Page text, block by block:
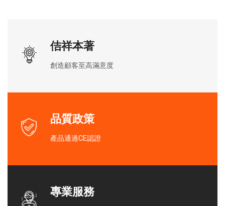
佶祥本著
創造顧客至高滿意度
品質政策
產品通過CE認證
專業服務